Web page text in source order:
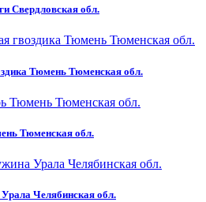
Свердловская обл.
Тюмень Тюменская обл.
Тюменская обл.
Челябинская обл.